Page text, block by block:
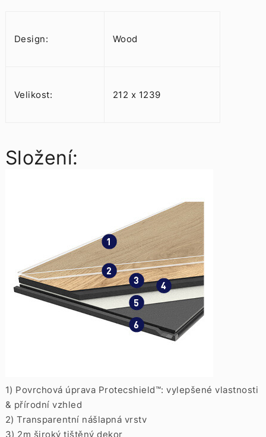
Design: Wood
Velikost: 212 x 1239
Složení:
1) Povrchová úprava Protecshield™: vylepšené vlastnosti
& přírodní vzhled
2) Transparentní nášlapná vrstv
3) 2m široký tištěný dekor